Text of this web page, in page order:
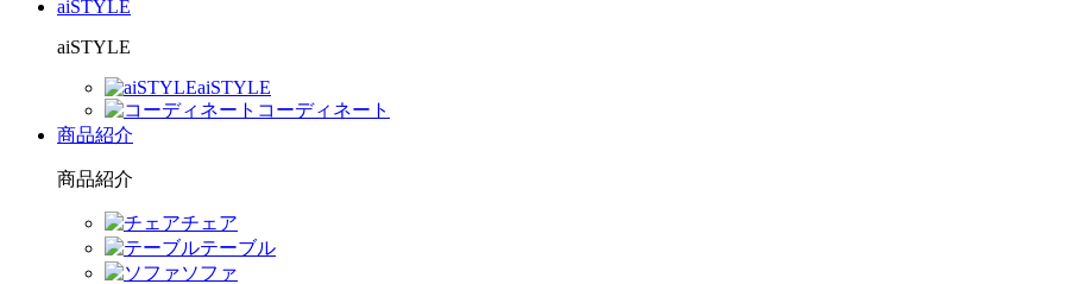
aiSTYLE
aiSTYLE
aiSTYLE
コーディネート
商品紹介
商品紹介
チェア
テーブル
ソファ